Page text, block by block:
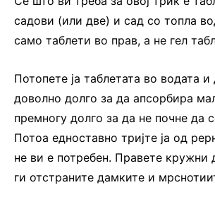
садови (или две) и сад со топла
само таблети во прав, а не гел
Потопете ја таблетата во водата и
доволно долго за да апсорбира
премногу долго за да не почне да
Потоа едноставно тријте ја од
не ви е потребен. Правете
ги отстраните дамките и